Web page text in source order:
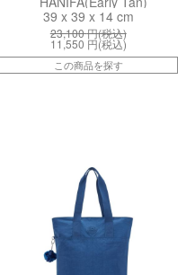
39 x 39 x 14 cm
23,100円(税込)
11,550 円(税込)
この商品を探す